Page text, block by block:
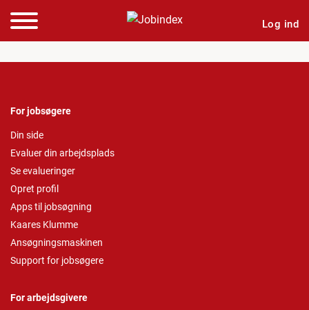
Log ind
For jobsøgere
Din side
Evaluer din arbejdsplads
Se evalueringer
Opret profil
Apps til jobsøgning
Kaares Klumme
Ansøgningsmaskinen
Support for jobsøgere
For arbejdsgivere